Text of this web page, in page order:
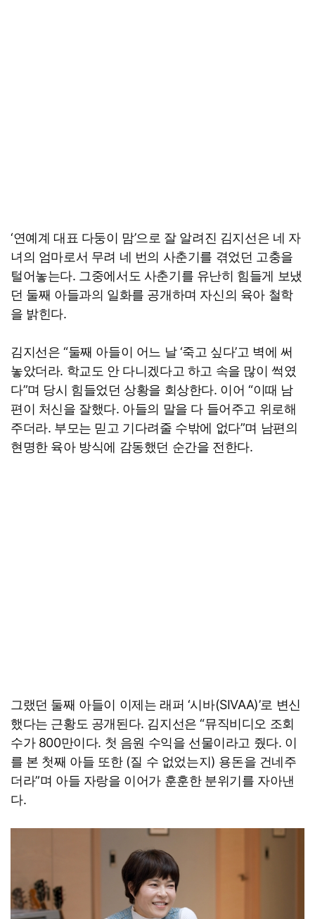
‘연예계 대표 다둥이 맘’으로 잘 알려진 김지선은 네 자
녀의 엄마로서 무려 네 번의 사춘기를 겪었던 고충을
털어놓는다. 그중에서도 사춘기를 유난히 힘들게 보냈
던 둘째 아들과의 일화를 공개하며 자신의 육아 철학
을 밝힌다.
김지선은 “둘째 아들이 어느 날 ‘죽고 싶다’고 벽에 써
놓았더라. 학교도 안 다니겠다고 하고 속을 많이 썩였
다”며 당시 힘들었던 상황을 회상한다. 이어 “이때 남
편이 처신을 잘했다. 아들의 말을 다 들어주고 위로해
주더라. 부모는 믿고 기다려줄 수밖에 없다”며 남편의
현명한 육아 방식에 감동했던 순간을 전한다.
그랬던 둘째 아들이 이제는 래퍼 ‘시바(SIVAA)’로 변신
했다는 근황도 공개된다. 김지선은 “뮤직비디오 조회
수가 800만이다. 첫 음원 수익을 선물이라고 줬다. 이
를 본 첫째 아들 또한 (질 수 없었는지) 용돈을 건네주
더라”며 아들 자랑을 이어가 훈훈한 분위기를 자아낸
다.